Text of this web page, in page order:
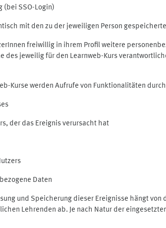
(bei SSO-Login)
mit den zu der jeweiligen Person
freiwillig in ihrem Profil weitere
des jeweilig für den Learnweb-Kurs
Kurse werden Aufrufe von Funktionalitäten
der das Ereignis verursacht hat
Daten
und Speicherung dieser Ereignisse hängt
Lehrenden ab. Je nach Natur der